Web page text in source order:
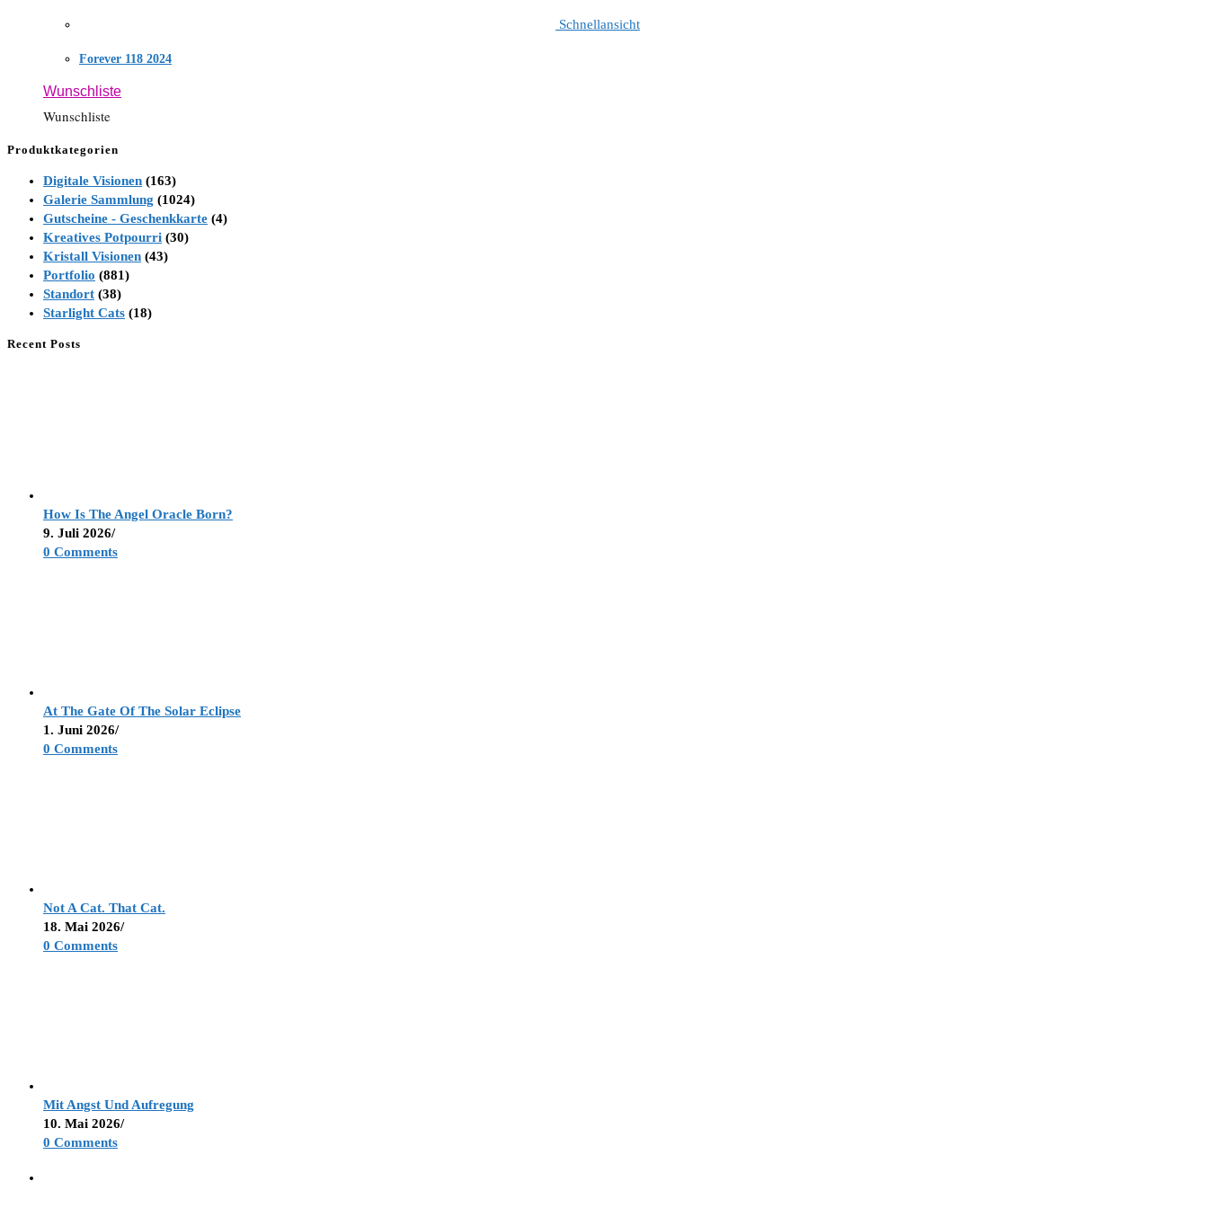
Schnellansicht
Forever 118 2024
Wunschliste
Wunschliste
Produktkategorien
Digitale Visionen (163)
Galerie Sammlung (1024)
Gutscheine - Geschenkkarte (4)
Kreatives Potpourri (30)
Kristall Visionen (43)
Portfolio (881)
Standort (38)
Starlight Cats (18)
Recent Posts
How Is The Angel Oracle Born?
9. Juli 2026/
0 Comments
At The Gate Of The Solar Eclipse
1. Juni 2026/
0 Comments
Not A Cat. That Cat.
18. Mai 2026/
0 Comments
Mit Angst Und Aufregung
10. Mai 2026/
0 Comments